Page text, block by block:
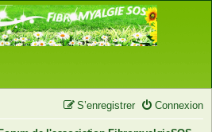
Connexion
S’enregistrer